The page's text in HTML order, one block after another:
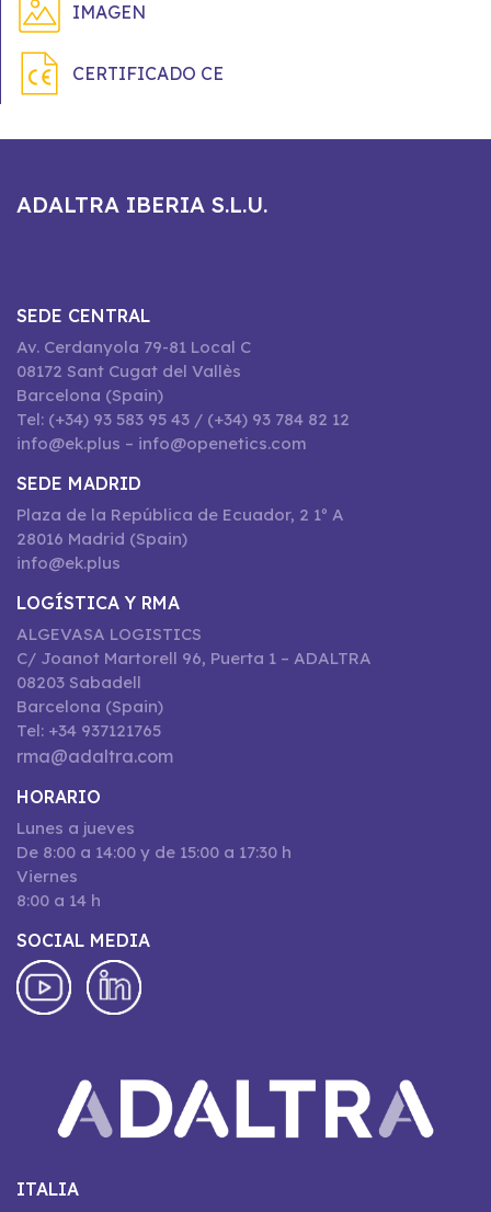
IMAGEN
CERTIFICADO CE
ADALTRA IBERIA S.L.U.
SEDE CENTRAL
Av. Cerdanyola 79-81 Local C
08172 Sant Cugat del Vallès
Barcelona (Spain)
Tel: (+34) 93 583 95 43 / (+34) 93 784 82 12
info@ek.plus – info@openetics.com
SEDE MADRID
Plaza de la República de Ecuador, 2 1º A
28016 Madrid (Spain)
info@ek.plus
LOGÍSTICA Y RMA
ALGEVASA LOGISTICS
C/ Joanot Martorell 96, Puerta 1 – ADALTRA
08203 Sabadell
Barcelona (Spain)
Tel: +34 937121765
rma@adaltra.com
HORARIO
Lunes a jueves
De 8:00 a 14:00 y de 15:00 a 17:30 h
Viernes
8:00 a 14 h
SOCIAL MEDIA
ITALIA